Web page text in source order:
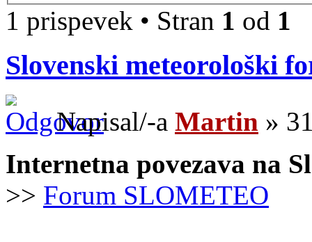
1 prispevek • Stran 1 od 1
Slovenski meteorološki
Napisal/-a Martin »
Internetna povezava na
>> Forum SLOMETEO